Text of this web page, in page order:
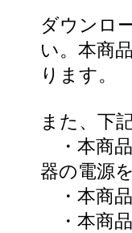
ダウンロ
い。本商
ります。
また、下
・本商
器の電源
・本商
・本商